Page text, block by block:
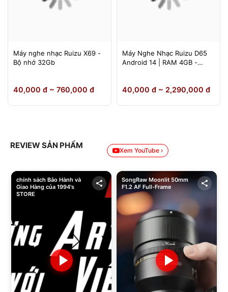
Máy nghe nhạc Ruizu X69 -
Bộ nhớ 32Gb
40,000 đ ~ 760,000 đ
Máy Nghe Nhạc Ruizu D65
Android 14 | RAM 4GB -
64GB Chính Hãng
40,000 đ ~ 2,290,000 đ
REVIEW SẢN PHẨM
Xem YouTube ›
chính sách Bảo Hành và
Giao Hàng của 1994's
STORE
SongRaw Moonlit 50mm
F1.2 AF Full-Frame